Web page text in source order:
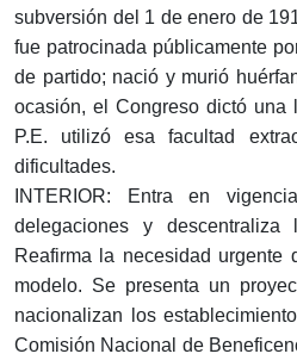
subversión del 1 de enero de
fue patrocinada públicamente
de partido; nació y murió
ocasión, el Congreso dictó una
P.E. utilizó esa facultad
dificultades.
INTERIOR: Entra en
delegaciones y descentraliza
Reafirma la necesidad urgente
modelo. Se presenta un
nacionalizan los
Comisión Nacional de